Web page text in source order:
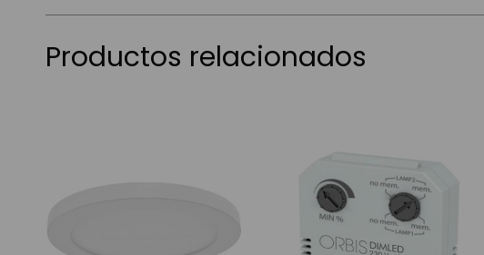
Productos relacionados